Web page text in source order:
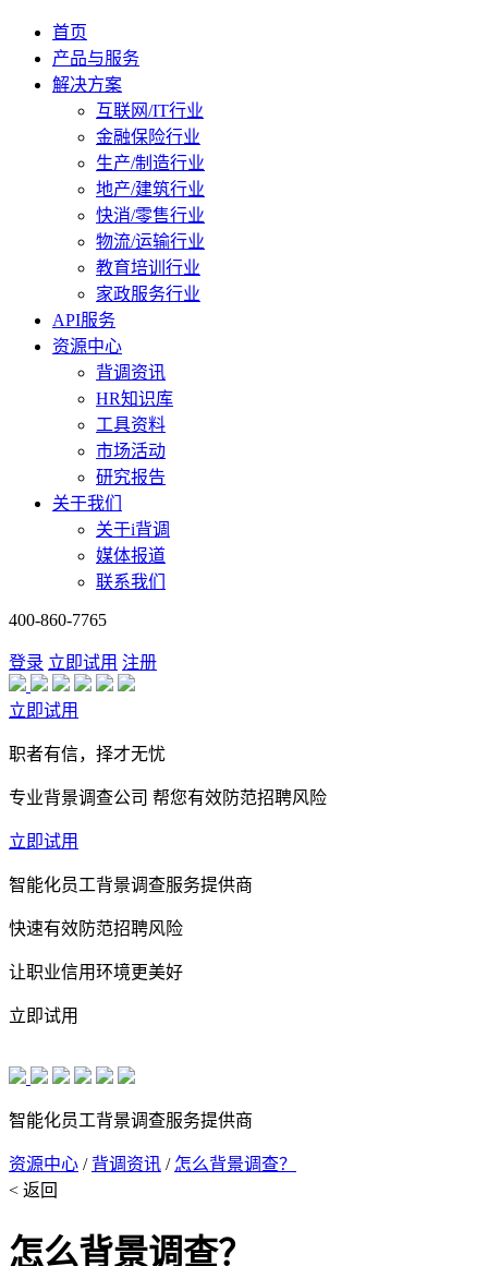
首页
产品与服务
解决方案
互联网/IT行业
金融保险行业
生产/制造行业
地产/建筑行业
快消/零售行业
物流/运输行业
教育培训行业
家政服务行业
API服务
资源中心
背调资讯
HR知识库
工具资料
市场活动
研究报告
关于我们
关于i背调
媒体报道
联系我们
400-860-7765
登录 立即试用 注册
立即试用
职者有信，择才无忧
专业背景调查公司 帮您有效防范招聘风险
立即试用
智能化员工背景调查服务提供商
快速有效防范招聘风险
让职业信用环境更美好
立即试用
智能化员工背景调查服务提供商
资源中心 / 背调资讯 / 怎么背景调查？
< 返回
怎么背景调查？